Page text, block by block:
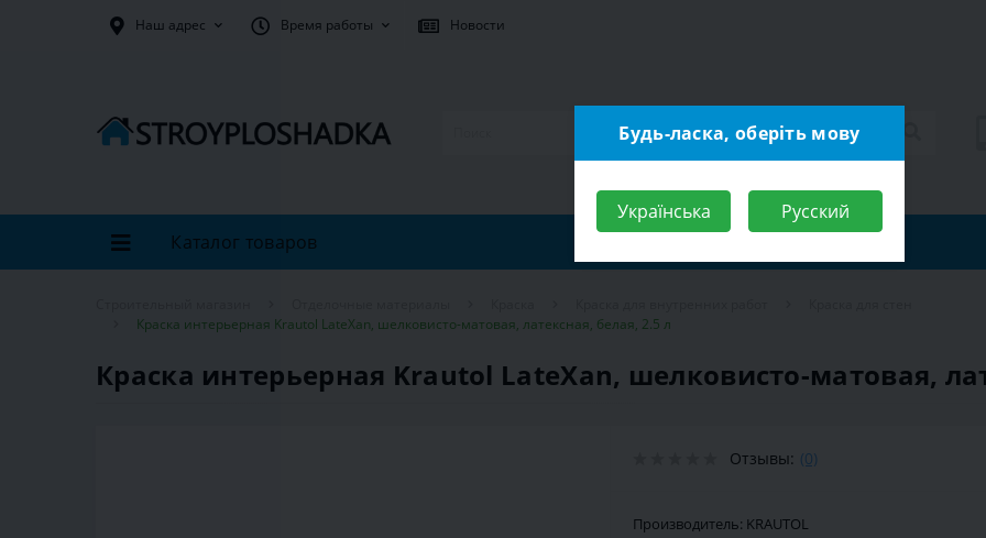
Наш адрес Время работы Новости
Каталог товаров
Краска интерьерная Krautol LateXan, шелковисто-матовая, латексная, белая, 2.5 л
Краска интерьерная Krautol LateXan, шелковисто-матовая,
Отзывы: (0)
Производитель: KRAUTOL
Будь-ласка, оберіть мову
Українська Русский